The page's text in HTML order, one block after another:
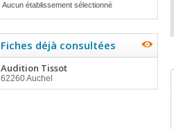
Aucun établissement sélectionné
Fiches déjà consultées
Audition Tissot
62260 Auchel